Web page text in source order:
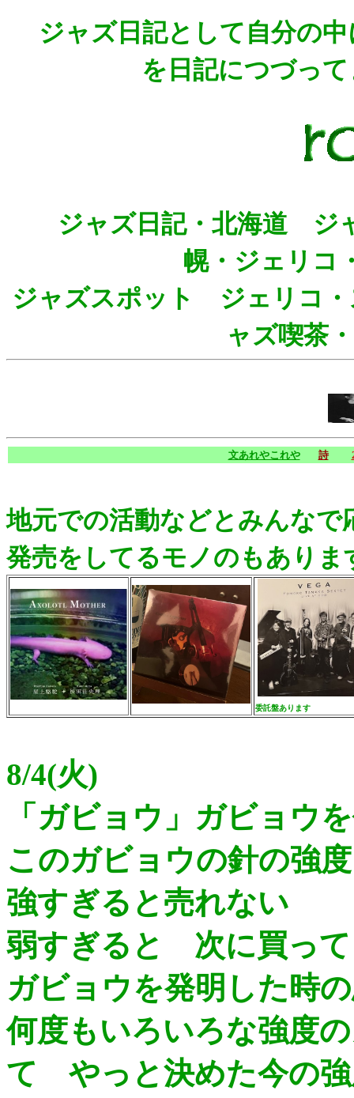
ジャズ日記として自分の
を日記につづっ
ジャズ日記・北海道 ジ
幌・ジェリコ
ジャズスポット ジェリコ・
ャズ喫茶・
文あれやこれや 詩
地元での活動などとみんなで
発売をしてるモノのもあり
委託盤あります
8/4(火)
「ガビョウ」ガビョウ
このガビョウの針の強度
強すぎると売れない
弱すぎると 次に買っ
ガビョウを発明した時
何度もいろいろな強度
て やっと決めた今の